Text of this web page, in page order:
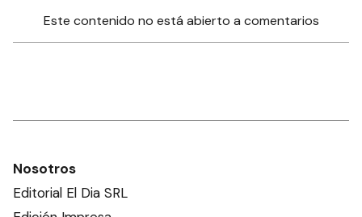
Este contenido no está abierto a comentarios
Nosotros
Editorial El Dia SRL